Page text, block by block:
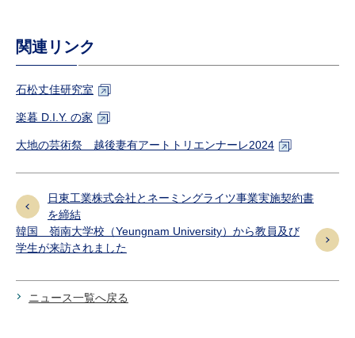
関連リンク
石松丈佳研究室
楽暮 D.I.Y. の家
大地の芸術祭 越後妻有アートトリエンナーレ2024
日東工業株式会社とネーミングライツ事業実施契約書
を締結
韓国 嶺南大学校（Yeungnam University）から教員及び
学生が来訪されました
ニュース一覧へ戻る